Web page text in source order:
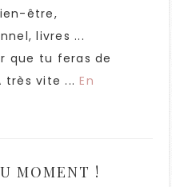
être,
livres ...
que tu feras de
très vite ...En
MOMENT !